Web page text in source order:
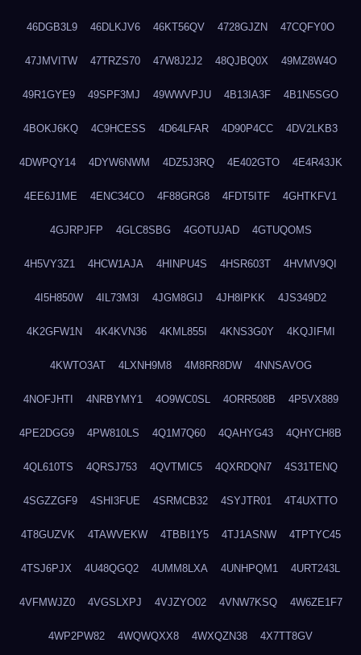
46DGB3L9 46DLKJV6 46KT56QV 4728GJZN 47CQFY0O
47JMVITW 47TRZS70 47W8J2J2 48QJBQ0X 49MZ8W4O
49R1GYE9 49SPF3MJ 49WWVPJU 4B13IA3F 4B1N5SGO
4BOKJ6KQ 4C9HCESS 4D64LFAR 4D90P4CC 4DV2LKB3
4DWPQY14 4DYW6NWM 4DZ5J3RQ 4E402GTO 4E4R43JK
4EE6J1ME 4ENC34CO 4F88GRG8 4FDT5ITF 4GHTKFV1
4GJRPJFP 4GLC8SBG 4GOTUJAD 4GTUQOMS
4H5VY3Z1 4HCW1AJA 4HINPU4S 4HSR603T 4HVMV9QI
4I5H850W 4IL73M3I 4JGM8GIJ 4JH8IPKK 4JS349D2
4K2GFW1N 4K4KVN36 4KML855I 4KNS3G0Y 4KQJIFMI
4KWTO3AT 4LXNH9M8 4M8RR8DW 4NNSAVOG
4NOFJHTI 4NRBYMY1 4O9WC0SL 4ORR508B 4P5VX889
4PE2DGG9 4PW810LS 4Q1M7Q60 4QAHYG43 4QHYCH8B
4QL610TS 4QRSJ753 4QVTMIC5 4QXRDQN7 4S31TENQ
4SGZZGF9 4SHI3FUE 4SRMCB32 4SYJTR01 4T4UXTTO
4T8GUZVK 4TAWVEKW 4TBBI1Y5 4TJ1ASNW 4TPTYC45
4TSJ6PJX 4U48QGQ2 4UMM8LXA 4UNHPQM1 4URT243L
4VFMWJZ0 4VGSLXPJ 4VJZYO02 4VNW7KSQ 4W6ZE1F7
4WP2PW82 4WQWQXX8 4WXQZN38 4X7TT8GV